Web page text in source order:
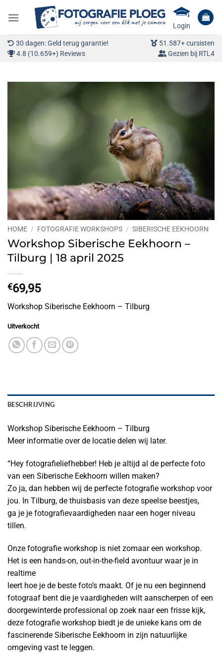
naar
Login
30 dagen: Geld terug garantie!
51.587+ cursisten
4.8 (10.659+) Reviews
Gezien bij RTL4
HOME / FOTOGRAFIE WORKSHOPS / SIBERISCHE EEKHOORN
Workshop Siberische Eekhoorn –
Tilburg | 18 april 2025
€69,95
Workshop Siberische Eekhoorn – Tilburg
Uitverkocht
BESCHRIJVING
Workshop Siberische Eekhoorn – Tilburg
Meer informatie over de locatie delen wij later.
“Hey fotografieliefhebber! Heb je altijd al de perfecte foto
van een Siberische Eekhoorn willen maken?
Zo ja, dan hebben wij de perfecte fotografie workshop voor
jou. In Tilburg, de thuisbasis van deze speelse beestjes,
ga je je fotografievaardigheden naar een hoger niveau
tillen.
Onze fotografie workshop is niet zomaar een workshop.
Het is een hands-on, out-in-the-field avontuur waar je in
realtime
leert hoe je de beste foto’s maakt. Of je nu een beginnend
fotograaf bent die je vaardigheden wilt aanscherpen of een
doorgewinterde professional op zoek naar een frisse kijk,
deze fotografie workshop biedt je de unieke kans om de
fascinerende Siberische Eekhoorn in zijn natuurlijke
omgeving vast te leggen.